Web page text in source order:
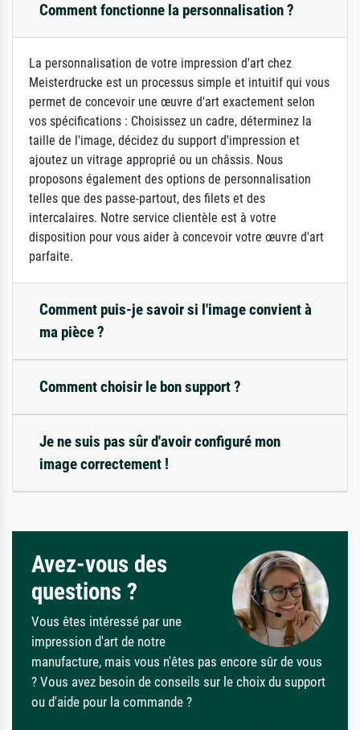
Comment fonctionne la personnalisation ?
La personnalisation de votre impression d'art chez
Meisterdrucke est un processus simple et intuitif qui vous
permet de concevoir une œuvre d'art exactement selon
vos spécifications : Choisissez un cadre, déterminez la
taille de l'image, décidez du support d'impression et
ajoutez un vitrage approprié ou un châssis. Nous
proposons également des options de personnalisation
telles que des passe-partout, des filets et des
intercalaires. Notre service clientèle est à votre
disposition pour vous aider à concevoir votre œuvre d'art
parfaite.
Comment puis-je savoir si l'image convient à
ma pièce ?
Comment choisir le bon support ?
Je ne suis pas sûr d'avoir configuré mon
image correctement !
Avez-vous des
questions ?
Vous êtes intéressé par une
impression d'art de notre
manufacture, mais vous n'êtes pas encore sûr de vous
? Vous avez besoin de conseils sur le choix du support
ou d'aide pour la commande ?